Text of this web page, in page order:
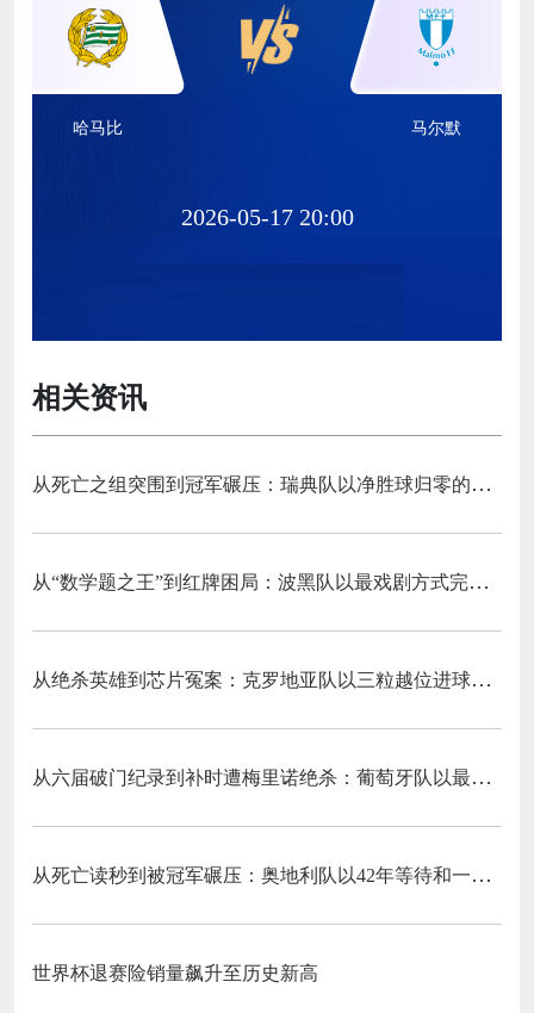
哈马比 马尔默
2026-05-17 20:00
相关资讯
从死亡之组突围到冠军碾压：瑞典队以净胜球归零的戏剧性和一场大胜告别三十二强
从“数学题之王”到红牌困局：波黑队以最戏剧方式完成首次淘汰赛之旅的哲学课
从绝杀英雄到芯片冤案：克罗地亚队以三粒越位进球和一次头发触球挥别莫德里奇最后一舞
从六届破门纪录到补时遭梅里诺绝杀：葡萄牙队以最残酷方式挥别C罗二十载征途
从死亡读秒到被冠军碾压：奥地利队以42年等待和一场“希区柯克剧本”挥别北美
世界杯退赛险销量飙升至历史新高